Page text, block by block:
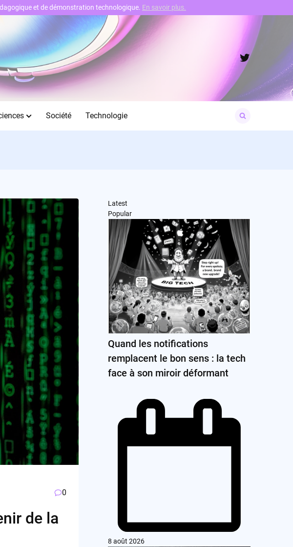
Twitter
Société Technologie
for:
0
de la
Latest
Popular
Quand les notifications
remplacent le bon sens : la tech
face à son miroir déformant
8 août 2026
et de démonstration technologique. En savoir plus.